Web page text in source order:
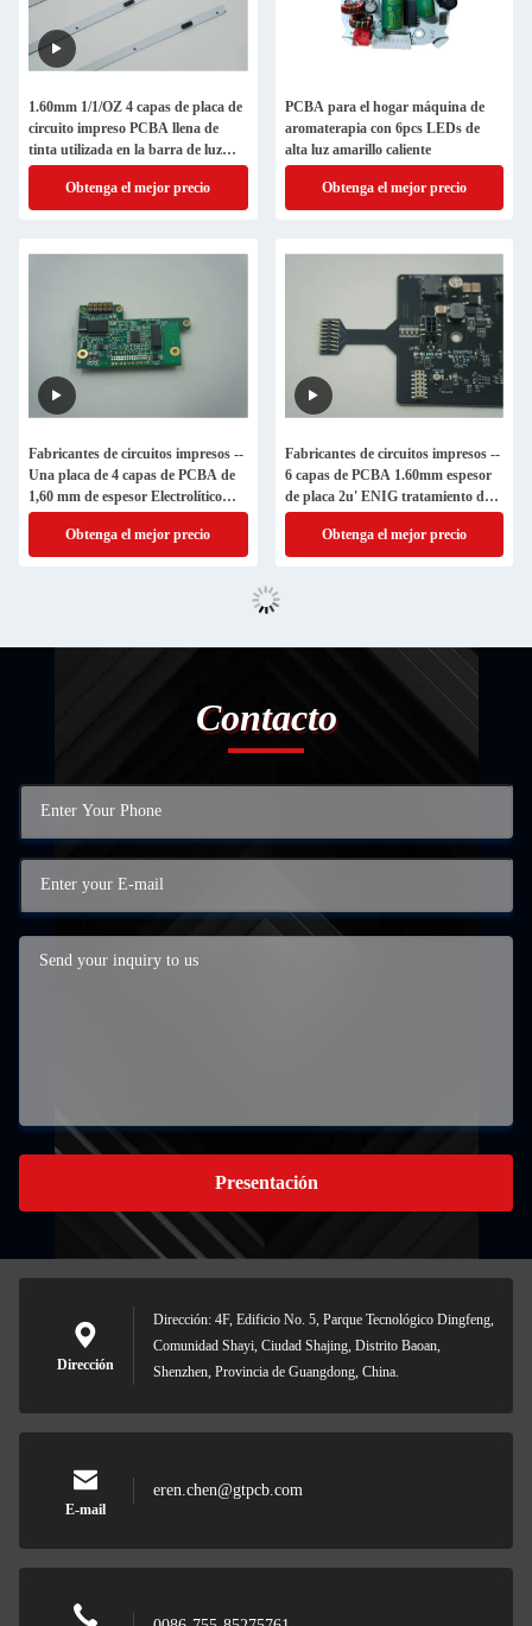
1.60mm 1/1/OZ 4 capas de placa de
circuito impreso PCBA llena de
tinta utilizada en la barra de luz
LED
Obtenga el mejor precio
PCBA para el hogar máquina de
aromaterapia con 6pcs LEDs de
alta luz amarillo caliente
Obtenga el mejor precio
Fabricantes de circuitos impresos --
Una placa de 4 capas de PCBA de
1,60 mm de espesor Electrolítico
Tratamiento de superficie de oro
Obtenga el mejor precio
Fabricantes de circuitos impresos --
6 capas de PCBA 1.60mm espesor
de placa 2u' ENIG tratamiento de
superficie
Obtenga el mejor precio
Contacto
Presentación
Dirección
Dirección: 4F, Edificio No. 5, Parque Tecnológico Dingfeng,
Comunidad Shayi, Ciudad Shajing, Distrito Baoan,
Shenzhen, Provincia de Guangdong, China.
E-mail
eren.chen@gtpcb.com